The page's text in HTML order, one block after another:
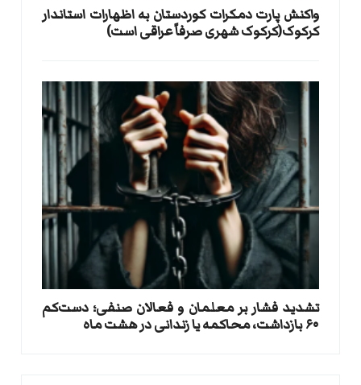
واکنش پارت دمکرات کوردستان به اظهارات استاندار
کرکوک(کرکوک شهری صرفاً عراقی است)
تشدید فشار بر معلمان و فعالان صنفی؛ دست‌کم
۶۰ بازداشت، محاکمه یا زندانی در هشت ماه